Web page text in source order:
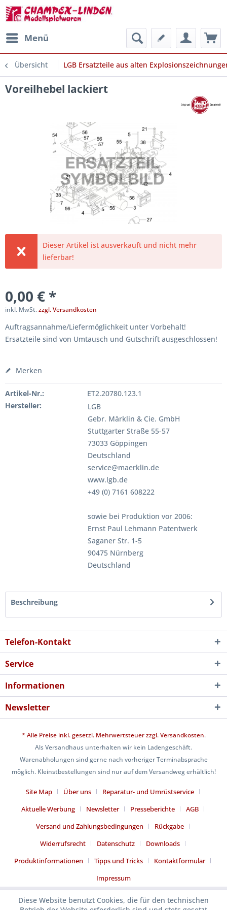
Menü
Übersicht LGB Ersatzteile aus alten
Voreilhebel lackiert
Dieser Artikel ist ausverkauft und nicht mehr
lieferbar!
0,00 € *
inkl. MwSt.zzgl. Versandkosten
Auftragsannahme/Liefermöglichkeit unter Vorbehalt!
Ersatzteile sind von Umtausch und Gutschrift ausgeschlossen!
Merken
Artikel-Nr.:
ET2.20780.123.1
Hersteller:
LGB
Gebr. Märklin & Cie. GmbH
Stuttgarter Straße 55-57
73033 Göppingen
Deutschland
service@maerklin.de
www.lgb.de
+49 (0) 7161 608222
sowie bei Produktion vor 2006:
Ernst Paul Lehmann Patentwerk
Saganer Str. 1-5
90475 Nürnberg
Deutschland
Beschreibung
Telefon-Kontakt
Service
Informationen
Newsletter
* Alle Preise inkl. gesetzl. Mehrwertsteuer zzgl.Versandkosten.
Als Versandhaus unterhalten wir kein Ladengeschäft.
Warenabholungen sind gerne nach vorheriger Terminabsprache
möglich. Kleinstbestellungen sind nur auf dem Versandweg erhältlich!
Site Map Über uns
Reparatur- und Umrüstservice
Aktuelle Werbung
Newsletter Presseberichte
AGB
Versand und Zahlungsbedingungen
Rückgabe
Widerrufsrecht
Datenschutz
Downloads
Produktinformationen
Tipps und Tricks
Kontaktformular
Impressum
Diese Website benutzt Cookies, die für den technischen